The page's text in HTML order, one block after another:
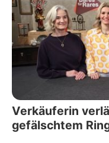
Verkäuferin
gefälschtem